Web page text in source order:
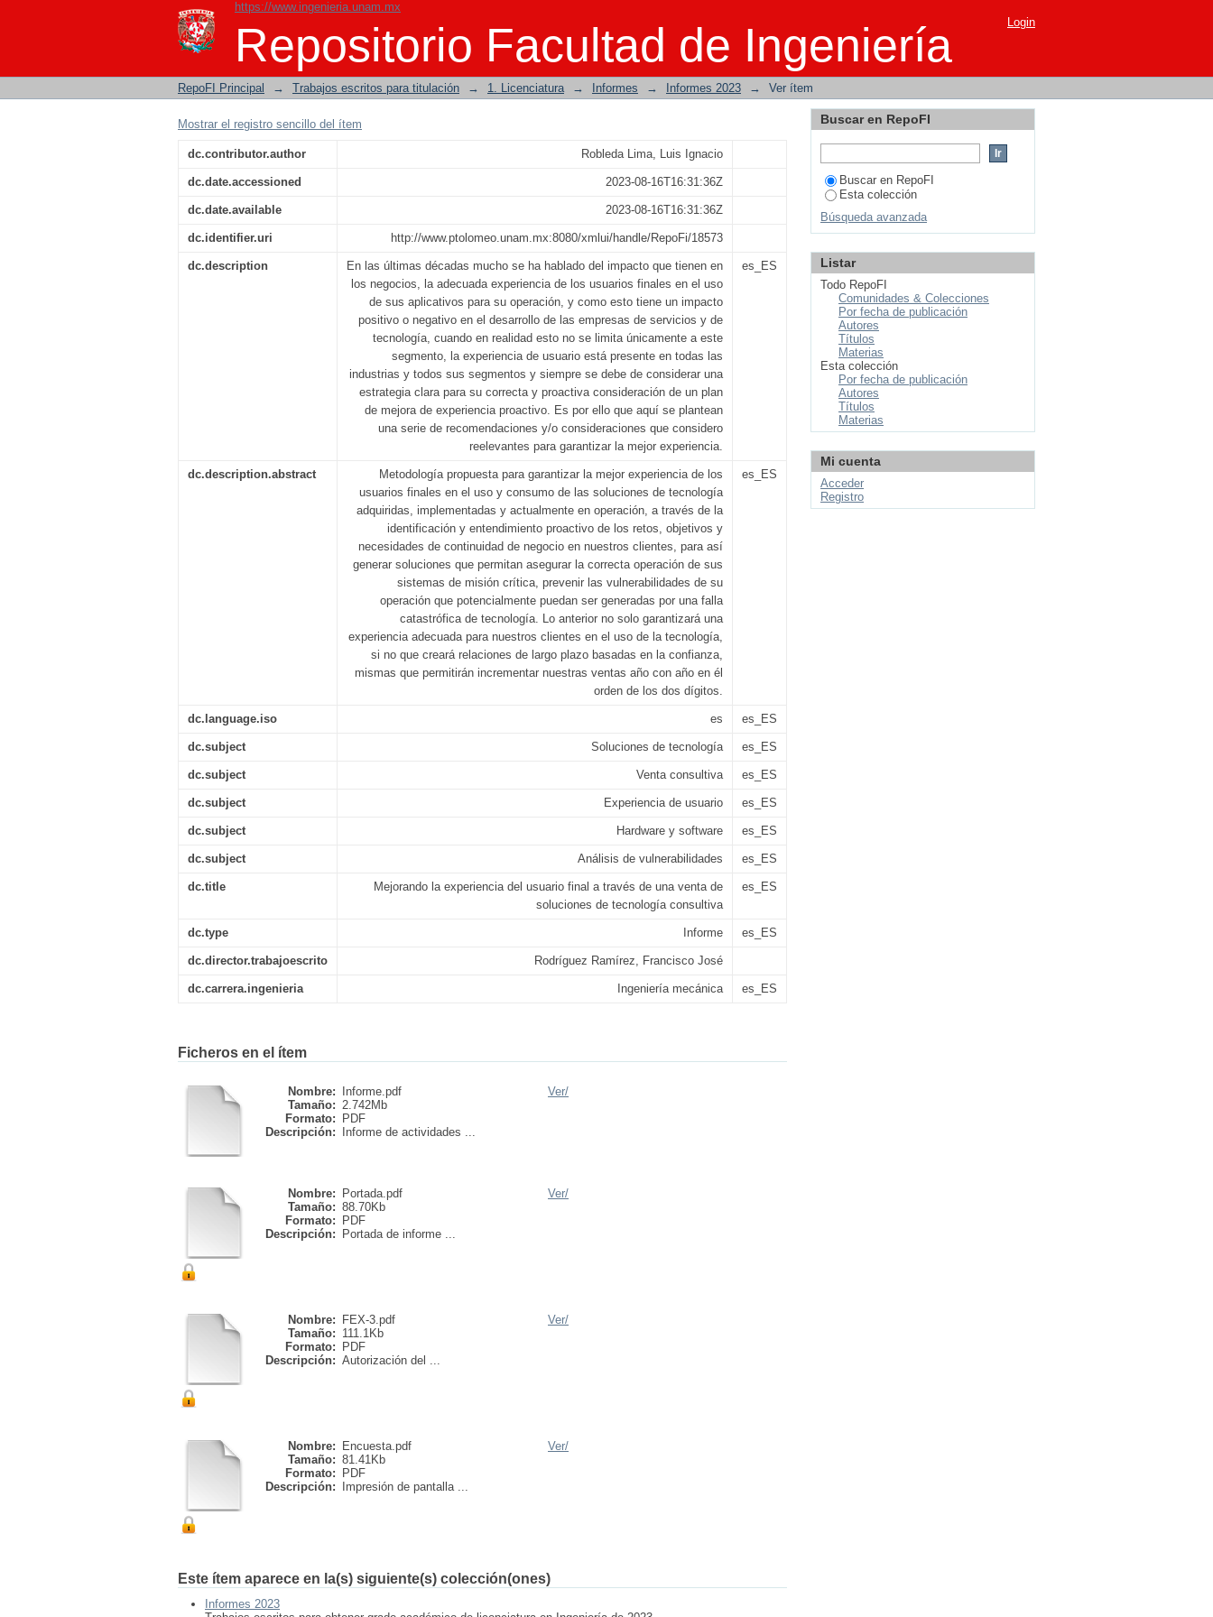
https://www.ingenieria.unam.mx
Repositorio Facultad de Ingeniería
Mejorando la experiencia del usuario final a través de una venta de soluciones de
tecnología consultiva
Login
RepoFI Principal → Trabajos escritos para titulación → 1. Licenciatura → Informes → Informes 2023 → Ver ítem
Mostrar el registro sencillo del ítem
dc.contributor.author Robleda Lima, Luis Ignacio
dc.date.accessioned 2023-08-16T16:31:36Z
dc.date.available 2023-08-16T16:31:36Z
dc.identifier.uri http://www.ptolomeo.unam.mx:8080/xmlui/handle/RepoFi/18573
dc.description
En las últimas décadas mucho se ha hablado del impacto que tienen en
los negocios, la adecuada experiencia de los usuarios finales en el uso
de sus aplicativos para su operación, y como esto tiene un impacto
positivo o negativo en el desarrollo de las empresas de servicios y de
tecnología, cuando en realidad esto no se limita únicamente a este
segmento, la experiencia de usuario está presente en todas las
industrias y todos sus segmentos y siempre se debe de considerar una
estrategia clara para su correcta y proactiva consideración de un plan
de mejora de experiencia proactivo. Es por ello que aquí se plantean
una serie de recomendaciones y/o consideraciones que considero
reelevantes para garantizar la mejor experiencia.
es_ES
dc.description.abstract
Metodología propuesta para garantizar la mejor experiencia de los
usuarios finales en el uso y consumo de las soluciones de tecnología
adquiridas, implementadas y actualmente en operación, a través de la
identificación y entendimiento proactivo de los retos, objetivos y
necesidades de continuidad de negocio en nuestros clientes, para así
generar soluciones que permitan asegurar la correcta operación de sus
sistemas de misión crítica, prevenir las vulnerabilidades de su
operación que potencialmente puedan ser generadas por una falla
catastrófica de tecnología. Lo anterior no solo garantizará una
experiencia adecuada para nuestros clientes en el uso de la tecnología,
si no que creará relaciones de largo plazo basadas en la confianza,
mismas que permitirán incrementar nuestras ventas año con año en él
orden de los dos dígitos.
es_ES
dc.language.iso es es_ES
dc.subject Soluciones de tecnología es_ES
dc.subject Venta consultiva es_ES
dc.subject Experiencia de usuario es_ES
dc.subject Hardware y software es_ES
dc.subject Análisis de vulnerabilidades es_ES
dc.title
Mejorando la experiencia del usuario final a través de una venta de
soluciones de tecnología consultiva
es_ES
dc.type Informe es_ES
dc.director.trabajoescrito Rodríguez Ramírez, Francisco José
dc.carrera.ingenieria Ingeniería mecánica es_ES
Ficheros en el ítem
Nombre:
Informe.pdf
Tamaño: 2.742Mb
Formato:
PDF
Descripción:
Informe de actividades ...
Ver/
Nombre:
Portada.pdf
Tamaño: 88.70Kb
Formato:
PDF
Descripción:
Portada de informe ...
Ver/
Nombre:
FEX-3.pdf
Tamaño: 111.1Kb
Formato:
PDF
Descripción: Autorización del ...
Ver/
Nombre:
Encuesta.pdf
Tamaño: 81.41Kb
Formato:
PDF
Descripción:
Impresión de pantalla ...
Ver/
Este ítem aparece en la(s) siguiente(s) colección(ones)
Informes 2023
Buscar en RepoFI
Buscar en RepoFI
Esta colección
Búsqueda avanzada
Listar
Todo RepoFI
Comunidades & Colecciones
Por fecha de publicación
Autores
Títulos
Materias
Esta colección
Por fecha de publicación
Autores
Títulos
Materias
Mi cuenta
Acceder
Registro